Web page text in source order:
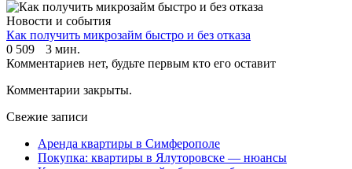
Новости и события
Как получить микрозайм быстро и без отказа
0 509
3 мин.
Комментариев нет, будьте первым кто его оставит
Комментарии закрыты.
Свежие записи
Аренда квартиры в Симферополе
Покупка: квартиры в Ялуторовске — нюансы